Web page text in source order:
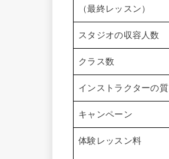
（最終レッスン）
スタジオの収容人数
クラス数
インストラクターの質
キャンペーン
体験レッスン料